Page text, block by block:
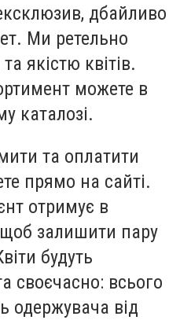
дбайливо
Ми ретельно
якістю квітів.
можете в
каталозі.
та оплатити
прямо на сайті.
отримує в
щоб залишити пару
будуть
своєчасно: всього
одержувача від